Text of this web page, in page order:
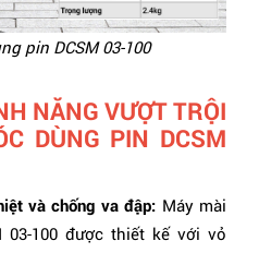
pin DCSM 03-100
NĂNG VƯỢT TRỘI
DÙNG PIN DCSM
và chống va đập: Máy mài
03-100 được thiết kế với vỏ